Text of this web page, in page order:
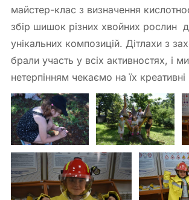
майстер-клас з визначення
збір шишок різних хвойних рослин
унікальних композицій. Дітлахи з
брали участь у всіх активностях, і
нетерпінням чекаємо на їх